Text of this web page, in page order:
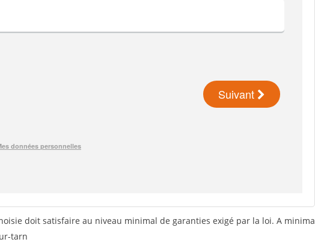
doit satisfaire au niveau minimal de garanties exigé par la loi. A minima
tarn